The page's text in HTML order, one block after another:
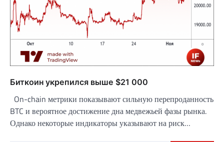
Биткоин укрепился выше $21 000
On-chain метрики показывают сильную перепроданность
BTC и вероятное достижение дна медвежьей фазы рынка.
Однако некоторые индикаторы указывают на риск…